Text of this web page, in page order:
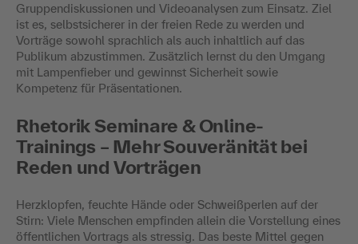
Gruppendiskussionen und Videoanalysen zum Einsatz. Ziel
ist es, selbstsicherer in der freien Rede zu werden und
Vorträge sowohl sprachlich als auch inhaltlich auf das
Publikum abzustimmen. Zusätzlich lernst du den Umgang
mit Lampenfieber und gewinnst Sicherheit sowie
Kompetenz für Präsentationen.
Rhetorik Seminare & Online-
Trainings – Mehr Souveränität bei
Reden und Vorträgen
Herzklopfen, feuchte Hände oder Schweißperlen auf der
Stirn: Viele Menschen empfinden allein die Vorstellung eines
öffentlichen Vortrags als stressig. Das beste Mittel gegen